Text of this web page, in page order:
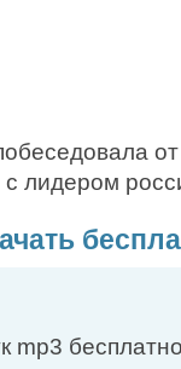
лидером
mp3